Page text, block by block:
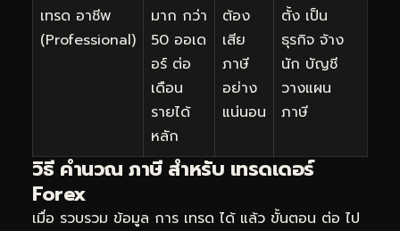
เทรด อาชีพ
(Professional)
มาก กว่า
50 ออเด
อร์ ต่อ
เดือน
รายได้
หลัก
ต้อง
เสีย
ภาษี
อย่าง
แน่นอน
ตั้ง เป็น
ธุรกิจ จ้าง
นัก บัญชี
วางแผน
ภาษี
วิธี คำนวณ ภาษี สำหรับ เทรดเดอร์
Forex
เมื่อ รวบรวม ข้อมูล การ เทรด ได้ แล้ว ขั้นตอน ต่อ ไป